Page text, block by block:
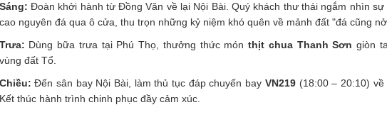
Sáng: Đoàn khởi hành từ Đồng Văn về lại Nội Bài. Quý khách thư thái ngắm nhìn sự
cao nguyên đá qua ô cửa, thu trọn những kỷ niệm khó quên về mảnh đất "đá cũng nở
Trưa: Dùng bữa trưa tại Phú Thọ, thưởng thức mónthịt chua Thanh Sơn giòn
vùng đất Tổ.
Chiều: Đến sân bay Nội Bài, làm thủ tục đáp chuyến bay VN219(18:00 – 20:10) về
Kết thúc hành trình chinh phục đầy cảm xúc.